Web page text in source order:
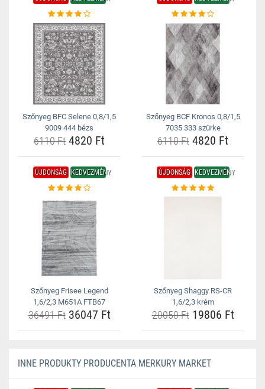
Szőnyeg BFC Selene 0,8/1,5
9009 444 bézs
6110 Ft 4820 Ft
Szőnyeg BCF Kronos 0,8/1,5
7035 333 szürke
6110 Ft 4820 Ft
ÚJDONSÁG KEDVEZMÉNY
Szőnyeg Frisee Legend
1,6/2,3 M651A FTB67
36491 Ft36047 Ft
ÚJDONSÁG KEDVEZMÉNY
Szőnyeg Shaggy RS-CR
1,6/2,3 krém
20050 Ft19806 Ft
INNE PRODUKTY PRODUCENTA MERKURY MARKET